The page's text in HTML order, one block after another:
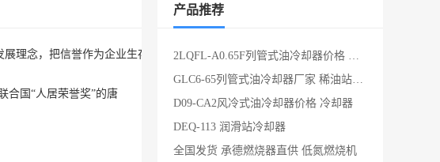
理念，把信誉作为企业生存的根本。公司自成立以来，始终致力于环保产业的开
合国“人居荣誉奖”的唐
产品推荐
2LQFL-A0.65F列管式油冷却器价格 锻压机冷却器
GLC6-65列管式油冷却器厂家 稀油站装置冷却器
D09-CA2风冷式油冷却器价格 冷却器
DEQ-113 润滑站冷却器
全国发货 承德燃烧器直供 低氮燃烧机